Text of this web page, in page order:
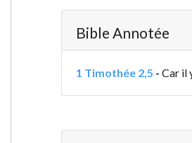
Bible Annotée
1 Timothée 2,5 - Car il